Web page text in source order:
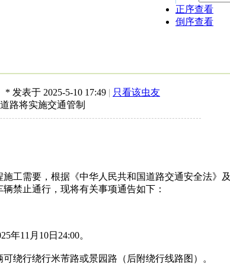
正序查看
倒序查看
* 发表于 2025-5-10 17:49 | 只看该虫友
路将实施交通管制
需要，根据《中华人民共和国道路交通安全法》及
禁止通行，现将有关事项通告如下：
11月10日24:00。
行绕行米芾路或景园路（后附绕行线路图）。